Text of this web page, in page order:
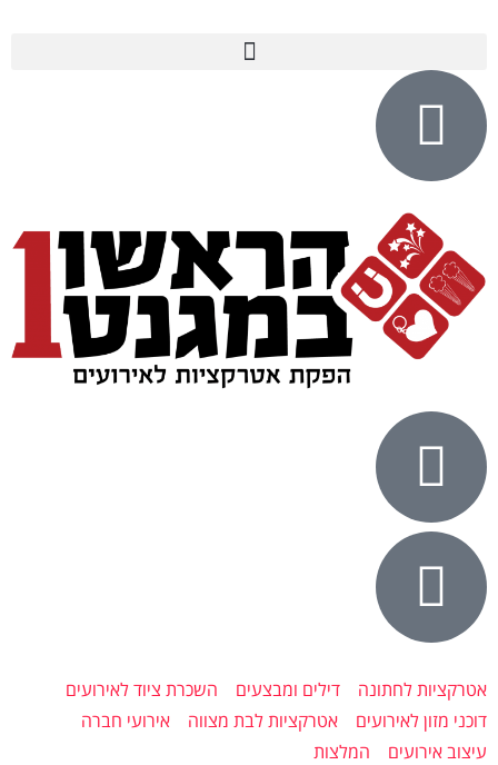
אטרקציות לחתונה דילים ומבצעים
השכרת ציוד לאירועים
דוכני מזון לאירועים
אטרקציות לבת מצווה
אירועי חברה
עיצוב אירועים
המלצות